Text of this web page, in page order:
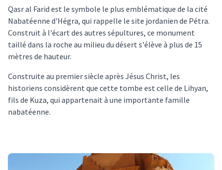
Qasr al Farid est le symbole le plus emblématique de la cité
Nabatéenne d'Hégra, qui rappelle le site jordanien de Pétra.
Construit à l'écart des autres sépultures, ce monument
taillé dans la roche au milieu du désert s'élève à plus de 15
mètres de hauteur.
Construite au premier siècle après Jésus Christ, les
historiens considèrent que cette tombe est celle de Lihyan,
fils de Kuza, qui appartenait à une importante famille
nabatéenne.